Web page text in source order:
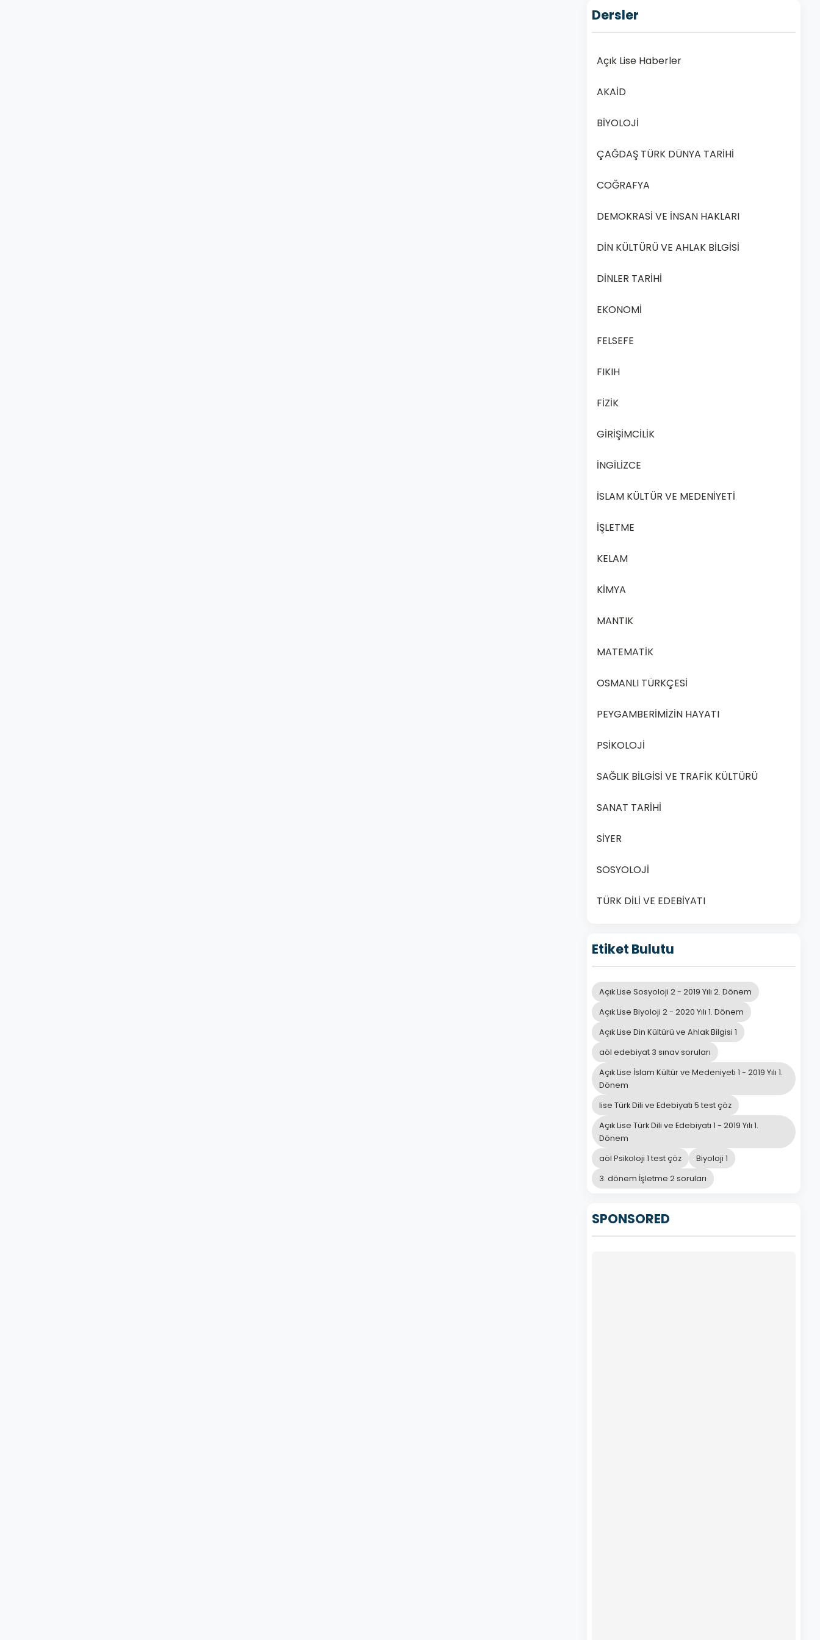
Dersler
Açık Lise Haberler
AKAİD
BİYOLOJİ
ÇAĞDAŞ TÜRK DÜNYA TARİHİ
COĞRAFYA
DEMOKRASİ VE İNSAN HAKLARI
DİN KÜLTÜRÜ VE AHLAK BİLGİSİ
DİNLER TARİHİ
EKONOMİ
FELSEFE
FIKIH
FİZİK
GİRİŞİMCİLİK
İNGİLİZCE
İSLAM KÜLTÜR VE MEDENİYETİ
İŞLETME
KELAM
KİMYA
MANTIK
MATEMATİK
OSMANLI TÜRKÇESİ
PEYGAMBERİMİZİN HAYATI
PSİKOLOJİ
SAĞLIK BİLGİSİ VE TRAFİK KÜLTÜRÜ
SANAT TARİHİ
SİYER
SOSYOLOJİ
TÜRK DİLİ VE EDEBİYATI
Etiket Bulutu
Açık Lise Sosyoloji 2 - 2019 Yılı 2. Dönem
Açık Lise Biyoloji 2 - 2020 Yılı 1. Dönem
Açık Lise Din Kültürü ve Ahlak Bilgisi 1
aöl edebiyat 3 sınav soruları
Açık Lise İslam Kültür ve Medeniyeti 1 - 2019 Yılı 1.
Dönem
lise Türk Dili ve Edebiyatı 5 test çöz
Açık Lise Türk Dili ve Edebiyatı 1 - 2019 Yılı 1.
Dönem
aöl Psikoloji 1 test çöz
Biyoloji 1
3. dönem İşletme 2 soruları
SPONSORED